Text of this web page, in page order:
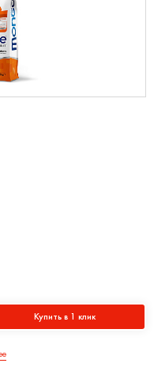
Купить в 1 клик